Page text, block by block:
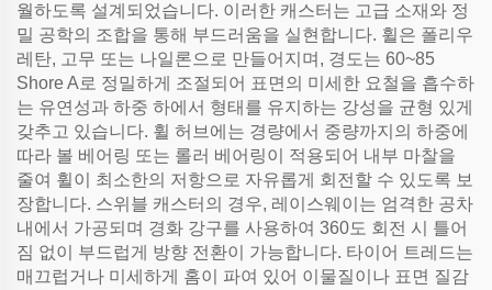
월하도록 설계되었습니다. 이러한 캐스터는 고급 소재와 정
밀 공학의 조합을 통해 부드러움을 실현합니다. 휠은 폴리우
레탄, 고무 또는 나일론으로 만들어지며, 경도는 60~85
Shore A로 정밀하게 조절되어 표면의 미세한 요철을 흡수하
는 유연성과 하중 하에서 형태를 유지하는 강성을 균형 있게
갖추고 있습니다. 휠 허브에는 경량에서 중량까지의 하중에
따라 볼 베어링 또는 롤러 베어링이 적용되어 내부 마찰을
줄여 휠이 최소한의 저항으로 자유롭게 회전할 수 있도록 보
장합니다. 스위블 캐스터의 경우, 레이스웨이는 엄격한 공차
내에서 가공되며 경화 강구를 사용하여 360도 회전 시 틀어
짐 없이 부드럽게 방향 전환이 가능합니다. 타이어 트레드는
매끄럽거나 미세하게 홈이 파여 있어 이물질이나 표면 질감